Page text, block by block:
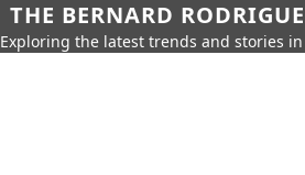
THE BERNARD
Exploring the latest trends and stories